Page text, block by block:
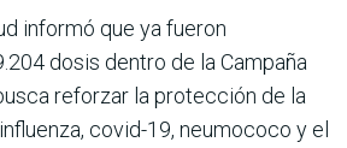
informó que ya fue­ron
dosis dentro de la Campaña
reforzar la protección de la
covid-19, neumococo y el